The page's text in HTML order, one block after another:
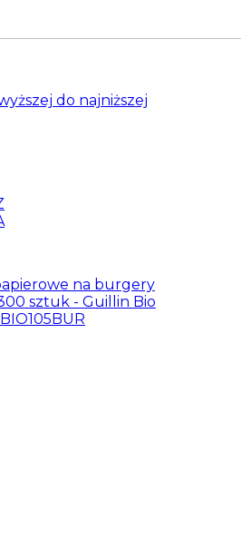
do najniższej